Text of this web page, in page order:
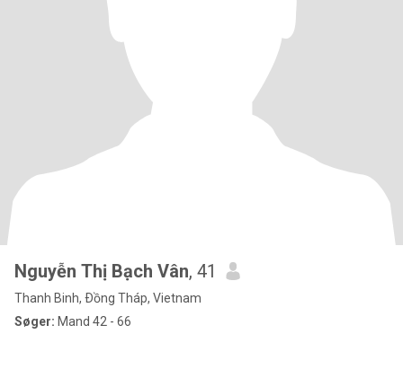
Nguyễn Thị Bạch Vân, 41
Thanh Binh, Ðồng Tháp, Vietnam
Søger: Mand 42 - 66